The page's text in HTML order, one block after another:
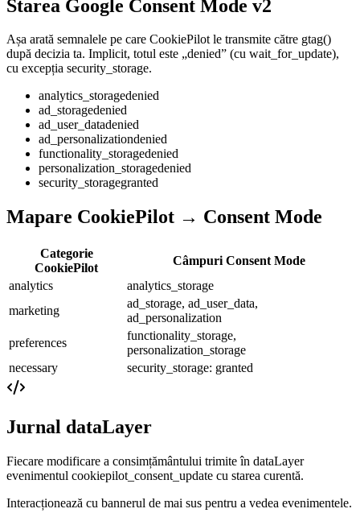
Starea Google Consent Mode v2
Așa arată semnalele pe care CookiePilot le transmite către gtag()
după decizia ta. Implicit, totul este „denied” (cu wait_for_update),
cu excepția security_storage.
analytics_storagedenied
ad_storagedenied
ad_user_datadenied
ad_personalizationdenied
functionality_storagedenied
personalization_storagedenied
security_storagegranted
Mapare CookiePilot → Consent Mode
Categorie
CookiePilot
Câmpuri Consent Mode
analytics
analytics_storage
marketing
ad_storage, ad_user_data,
ad_personalization
preferences
functionality_storage,
personalization_storage
necessary
security_storage: granted
Jurnal dataLayer
Fiecare modificare a consimțământului trimite în dataLayer
evenimentul cookiepilot_consent_update cu starea curentă.
Interacționează cu bannerul de mai sus pentru a vedea evenimentele.